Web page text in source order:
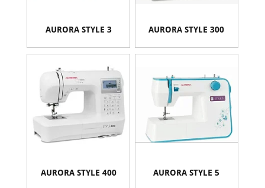
AURORA STYLE 3 AURORA STYLE 300
AURORA STYLE 400 AURORA STYLE 5